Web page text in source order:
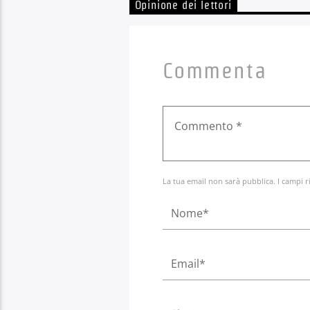
Opinione dei lettori
Commenta
La tua email non sarà pubblica. I campi